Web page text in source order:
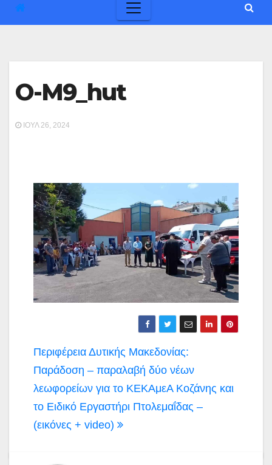
O-M9_hut
ΙΟΎΛ 26, 2024
Πλοήγηση
άρθρων
Περιφέρεια Δυτικής Μακεδονίας:
Παράδοση – παραλαβή δύο νέων
λεωφορείων για το ΚΕΚΑμεΑ Κοζάνης και
το Ειδικό Εργαστήρι Πτολεμαΐδας –
(εικόνες + video)